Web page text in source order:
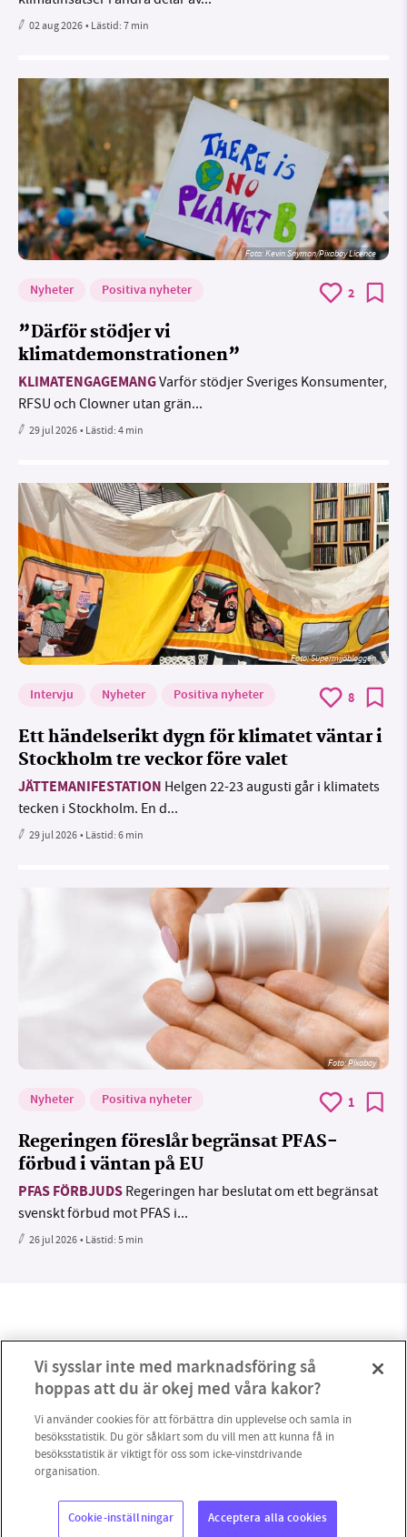
02 aug 2026• Lästid:7 min
Foto:Kevin Snyman/Pixabay Licence
Nyheter Positiva nyheter 2
”Därför stödjer vi
klimatdemonstrationen”
KLIMATENGAGEMANGVarför stödjer Sveriges Konsumenter,
RFSU och Clowner utan grän...
29 jul 2026• Lästid:4 min
Foto: Supermijöbloggen
Intervju Nyheter Positiva nyheter 8
Ett händelserikt dygn för klimatet väntar i
Stockholm tre veckor före valet
JÄTTEMANIFESTATION Helgen 22-23 augusti går i klimatets
tecken i Stockholm. En d...
29 jul 2026• Lästid:6 min
Foto:Pixabay
Nyheter Positiva nyheter 1
Regeringen föreslår begränsat PFAS-
förbud i väntan på EU
PFAS FÖRBJUDS Regeringen har beslutat om ett begränsat
svenskt förbud mot PFAS i...
26 jul 2026• Lästid:5 min
Copyright 2023 © Supermiljöbloggen
Vi sysslar inte med marknadsföring så
hoppas att du är okej med våra kakor?
Vi använder cookies för att förbättra din upplevelse och samla in
besöksstatistik. Du gör såklart som du vill men att kunna få in
besöksstatistik är viktigt för oss som icke-vinstdrivande
organisation.
Cookie-inställningar Acceptera alla cookies